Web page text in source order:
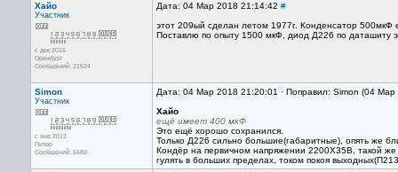
Хайо
Участник
с дек 2015
Оренбург
Сообщений: 21534
Дата: 04 Мар 2018 21:14:42 #
этот 209ый сделан летом 1977г. Конденсатор
Поставлю по опыту 1500 мкФ, диод Д226 по даташиту
Simon
Участник
с янв 2013
Питер
Сообщений: 5580
Дата: 04 Мар 2018 21:20:01 · Поправил: Simon (04
Хайо
ещё имеет 400 мкФ
Это ещё хорошо сохранился.
Только Д226 сильно большие(габаритные), опять же
Кондёр на первичном напряжении 2200Х35В, такой
гулять в больших пределах, током покоя